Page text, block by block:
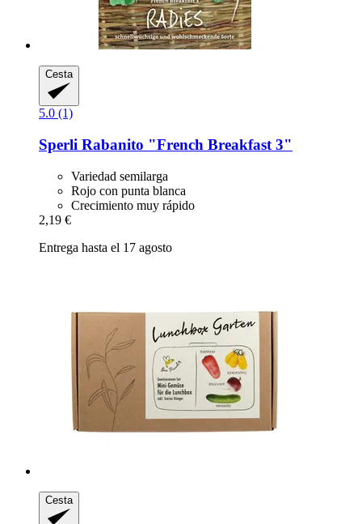
Cesta
5.0 (1)
Sperli Rabanito "French Breakfast 3"
Variedad semilarga
Rojo con punta blanca
Crecimiento muy rápido
2,19 €
Entrega hasta el 17 agosto
Cesta